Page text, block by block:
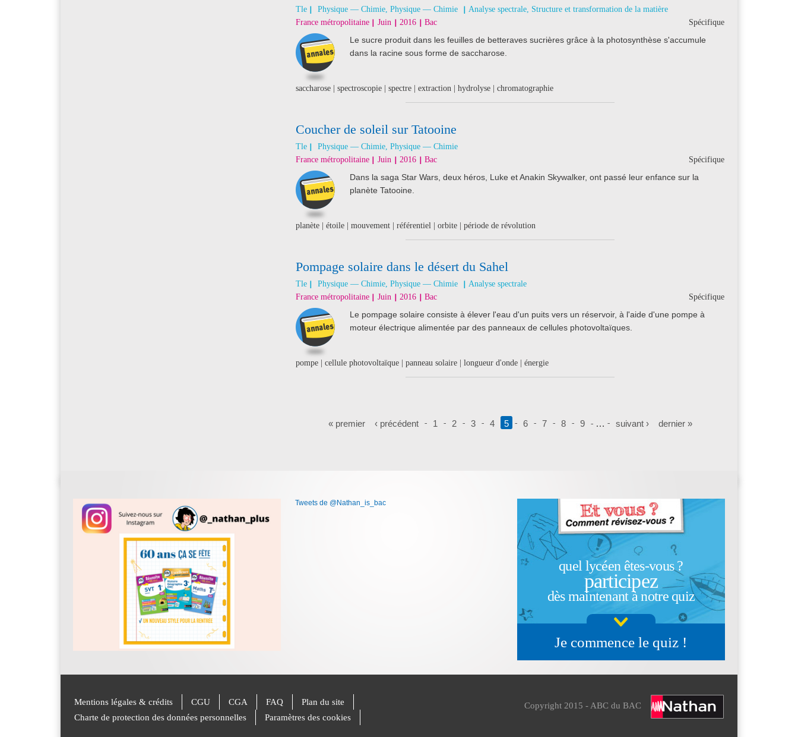
Tle Physique — Chimie, Physique — Chimie
Analyse spectrale, Structure et transformation de la matière
Spécifique
France métropolitaine Juin 2016 Bac
Le sucre produit dans les feuilles de betteraves sucrières grâce à la photosynthèse s'accumule
dans la racine sous forme de saccharose.
saccharose | spectroscopie | spectre | extraction | hydrolyse | chromatographie
Coucher de soleil sur Tatooine
Tle
Physique — Chimie, Physique — Chimie
Spécifique
France métropolitaine Juin 2016 Bac
Dans la saga Star Wars, deux héros, Luke et Anakin Skywalker, ont passé leur enfance sur la
planète Tatooine.
planète | étoile | mouvement | référentiel | orbite | période de révolution
Pompage solaire dans le désert du Sahel
Tle Physique — Chimie, Physique — Chimie
Analyse spectrale
Spécifique
France métropolitaine Juin 2016 Bac
Le pompage solaire consiste à élever l'eau d'un puits vers un réservoir, à l'aide d'une pompe à
moteur électrique alimentée par des panneaux de cellules photovoltaïques.
pompe | cellule photovoltaïque | panneau solaire | longueur d'onde | énergie
Pages« premier ‹ précédent 1 2 3 4 5 6 7 8 9 … suivant › dernier »
Tweets de @Nathan_is_bac
quel lycéen êtes-vous ?
participez
dès maintenant à notre quiz
Je commence le quiz !
Mentions légales & crédits CGU CGA FAQ
Plan du site
Charte de protection des données personnelles
Paramètres des cookies
Copyright 2015 - ABC du BAC